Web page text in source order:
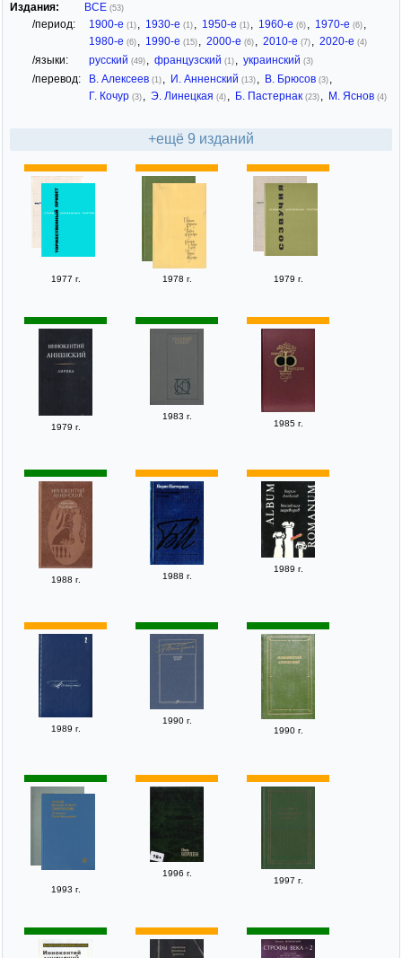
Издания: ВСЕ (53)
/период: 1900-е (1) 1930-е (1) 1950-е (1) 1960-е (6) 1970-е (6)
1980-е (6) 1990-е (15) 2000-е (6) 2010-е (7) 2020-е (4)
/языки: русский (49) французский (1) украинский (3)
/перевод: В. Алексеев (1) И. Анненский (13) В. Брюсов (3)
Г. Кочур (3) Э. Линецкая (4) Б. Пастернак (23) М. Яснов (4)
+ещё 9 изданий
1977 г. 1978 г. 1979 г.
1979 г.
1983 г.
1985 г.
1988 г. 1988 г.
1989 г.
1989 г.
1990 г.
1990 г.
1993 г.
1996 г.
1997 г.